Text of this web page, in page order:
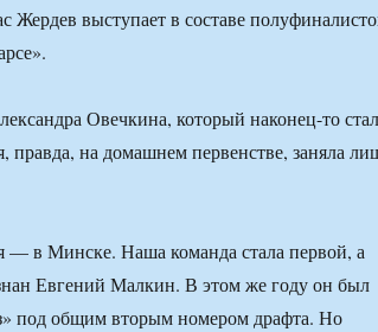
выступает в составе
Овечкина, который наконец-то стал
на домашнем первенстве, заняла
— в Минске. Наша команда стала первой, а
Евгений Малкин. В этом же году он был
под общим вторым номером драфта. Но